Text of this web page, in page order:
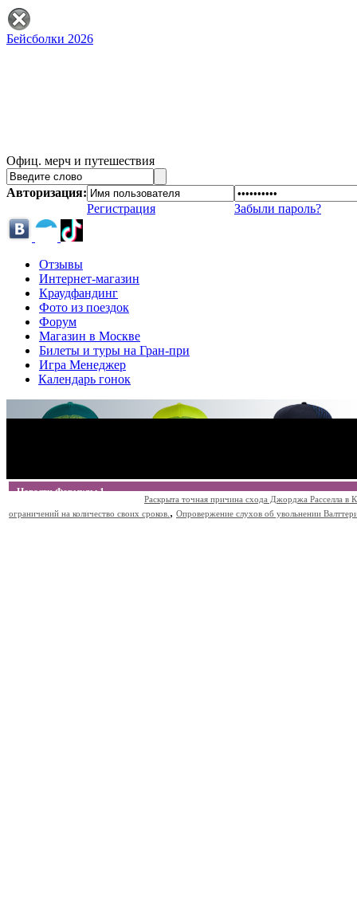
Бейсболки 2026
Офиц. мерч и путешествия
Авторизация:
Регистрация
Забыли пароль?
Отзывы
Интернет-магазин
Краудфандинг
Фото из поездок
Форум
Магазин в Москве
Билеты и туры на Гран-при
Игра Менеджер
Календарь гонок
Новости Формулы 1
Раскрыта точная причина схода Джорджа Расселла в
ограничений на количество своих сроков. , Опровержение слухов об увольнении